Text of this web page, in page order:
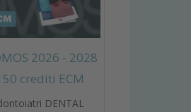
2026 - 2028
crediti ECM
DENTAL